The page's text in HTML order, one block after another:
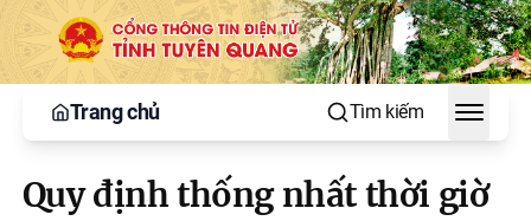
Trang chủ Tìm kiếm
Toggle
Quy định thống nhất thời giờ